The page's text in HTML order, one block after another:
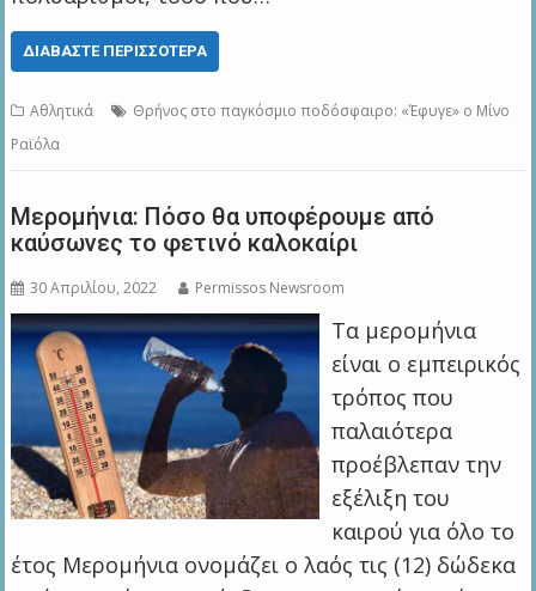
ΔΙΑΒΆΣΤΕ ΠΕΡΙΣΣΌΤΕΡΑ
Αθλητικά
Θρήνος στο παγκόσμιο ποδόσφαιρο: «Έφυγε» ο Μίνο
Ραϊόλα
Μερομήνια: Πόσο θα υποφέρουμε από
καύσωνες το φετινό καλοκαίρι
30 Απριλίου, 2022 Permissos Newsroom
Τα μερομήνια
είναι ο εμπειρικός
τρόπος που
παλαιότερα
προέβλεπαν την
εξέλιξη του
καιρού για όλο το
έτος Μερομήνια ονομάζει ο λαός τις (12) δώδεκα